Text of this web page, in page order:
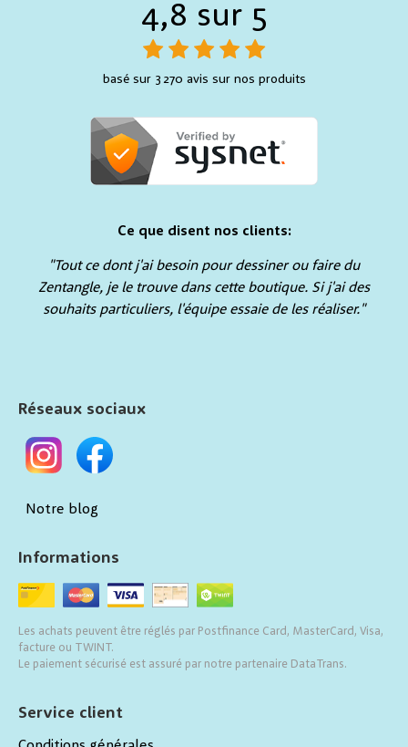
4,8 sur 5
basé sur 3 270 avis sur nos produits
Ce que disent nos clients:
"Tout ce dont j'ai besoin pour dessiner ou faire du
Zentangle, je le trouve dans cette boutique. Si j'ai des
souhaits particuliers, l'équipe essaie de les réaliser."
Service client
Informations
Les achats peuvent être réglés par Postfinance Card, MasterCard, Visa,
facture ou TWINT.
Le paiement sécurisé est assuré par notre partenaire DataTrans.
Réseaux sociaux
Notre blog